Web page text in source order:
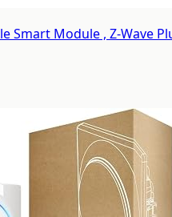
Smart Module , Z-Wave